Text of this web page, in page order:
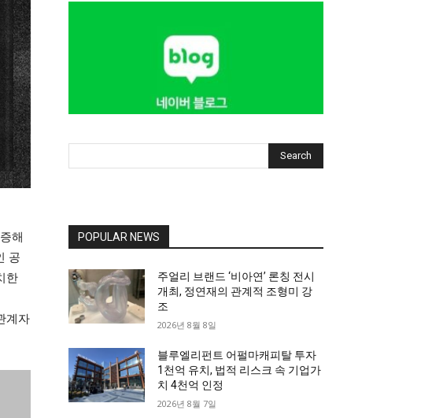
해
공
한
계자
Search
POPULAR NEWS
주얼리 브랜드 ‘비아연’ 론칭 전시
개최, 정연재의 관계적 조형미 강
조
2026년 8월 8일
블루엘리펀트 어펄마캐피탈 투자
1천억 유치, 법적 리스크 속 기업가
치 4천억 인정
2026년 8월 7일